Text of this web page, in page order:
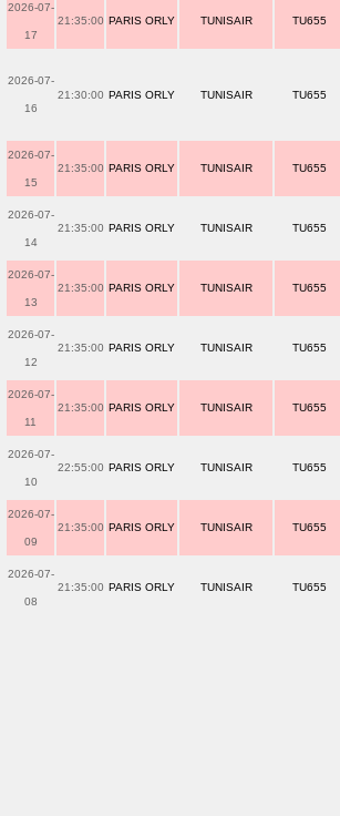
2026-07-
17
21:35:00 PARIS ORLY TUNISAIR TU655
2026-07-
16
21:30:00 PARIS ORLY TUNISAIR TU655
2026-07-
15
21:35:00 PARIS ORLY TUNISAIR TU655
2026-07-
14
21:35:00 PARIS ORLY TUNISAIR TU655
2026-07-
13
21:35:00 PARIS ORLY TUNISAIR TU655
2026-07-
12
21:35:00 PARIS ORLY TUNISAIR TU655
2026-07-
11
21:35:00 PARIS ORLY TUNISAIR TU655
2026-07-
10
22:55:00 PARIS ORLY TUNISAIR TU655
2026-07-
09
21:35:00 PARIS ORLY TUNISAIR TU655
2026-07-
08
21:35:00 PARIS ORLY TUNISAIR TU655